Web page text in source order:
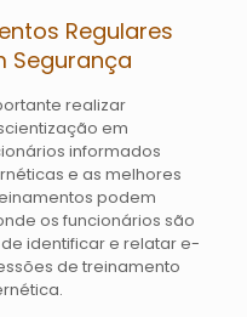
Regulares
Segurança
realizar
em
informados
e as melhores
podem
os funcionários são
identificar e relatar e-
de treinamento